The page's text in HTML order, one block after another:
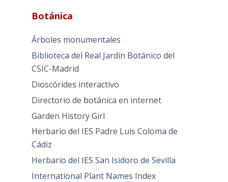
Botánica
Árboles monumentales
Biblioteca del Real Jardín Botánico del
CSIC-Madrid
Dioscórides interactivo
Directorio de botánica en internet
Garden History Girl
Herbario del IES Padre Luis Coloma de
Cádiz
Herbario del IES San Isidoro de Sevilla
International Plant Names Index